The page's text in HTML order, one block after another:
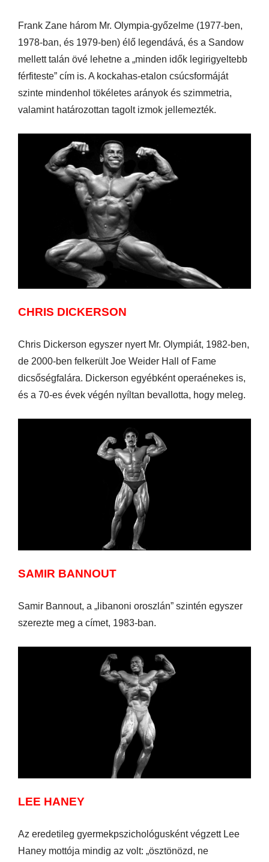
Frank Zane három Mr. Olympia-győzelme (1977-ben,
1978-ban, és 1979-ben) élő legendává, és a Sandow
mellett talán övé lehetne a „minden idők legirigyeltebb
férfiteste” cím is. A kockahas-etalon csúcsformáját
szinte mindenhol tökéletes arányok és szimmetria,
valamint határozottan tagolt izmok jellemezték.
CHRIS DICKERSON
Chris Dickerson egyszer nyert Mr. Olympiát, 1982-ben,
de 2000-ben felkerült Joe Weider Hall of Fame
dicsőségfalára. Dickerson egyébként operaénekes is,
és a 70-es évek végén nyíltan bevallotta, hogy meleg.
SAMIR BANNOUT
Samir Bannout, a „libanoni oroszlán” szintén egyszer
szerezte meg a címet, 1983-ban.
LEE HANEY
Az eredetileg gyermekpszichológusként végzett Lee
Haney mottója mindig az volt: „ösztönözd, ne